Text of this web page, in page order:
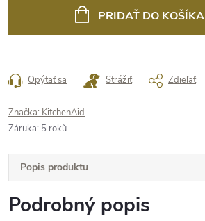
PRIDAŤ DO KOŠÍKA
Opýtať sa Strážiť Zdieľať
Značka: KitchenAid
Záruka: 5 roků
Popis produktu
Podrobný popis